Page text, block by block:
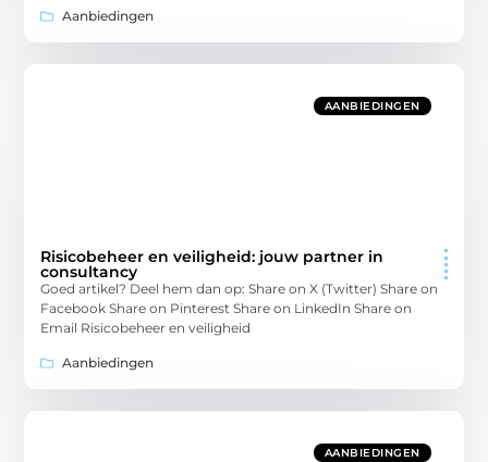
Aanbiedingen
AANBIEDINGEN
Risicobeheer en veiligheid: jouw partner in
consultancy
Goed artikel? Deel hem dan op: Share on X (Twitter) Share on
Facebook Share on Pinterest Share on LinkedIn Share on
Email Risicobeheer en veiligheid
Aanbiedingen
AANBIEDINGEN